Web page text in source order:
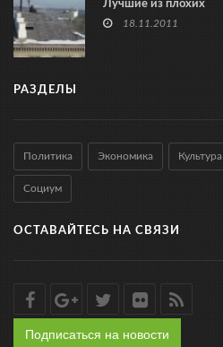
Лучшие из плохих
18.11.2011
РАЗДЕЛЫ
Политика Экономика Культура
Социум
ОСТАВАЙТЕСЬ НА СВЯЗИ
Подписаться на новости